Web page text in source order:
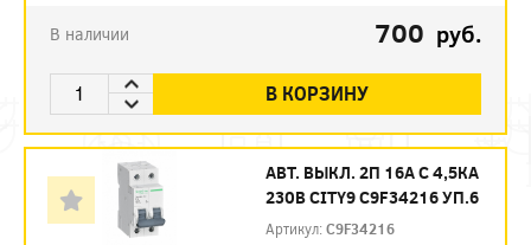
В наличии 700 руб.
В КОРЗИНУ
АВТ. ВЫКЛ. 2П 16А С 4,5КА
230В CITY9 C9F34216 УП.6
Артикул:C9F34216